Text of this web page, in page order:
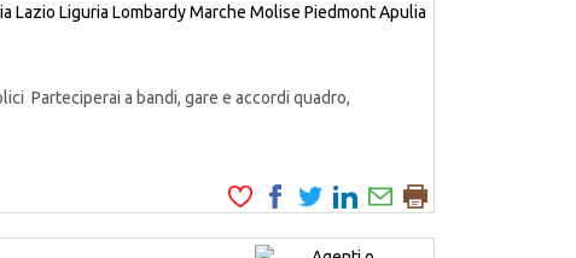
Lazio Liguria LombardyMarche Molise PiedmontApulia
Parteciperai a bandi, gare e accordi quadro,